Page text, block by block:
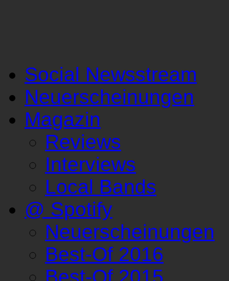
Social Newsstream
Neuerscheinungen
Magazin
Reviews
Interviews
Local Bands
@ Spotify
Neuerscheinungen
Best-Of 2016